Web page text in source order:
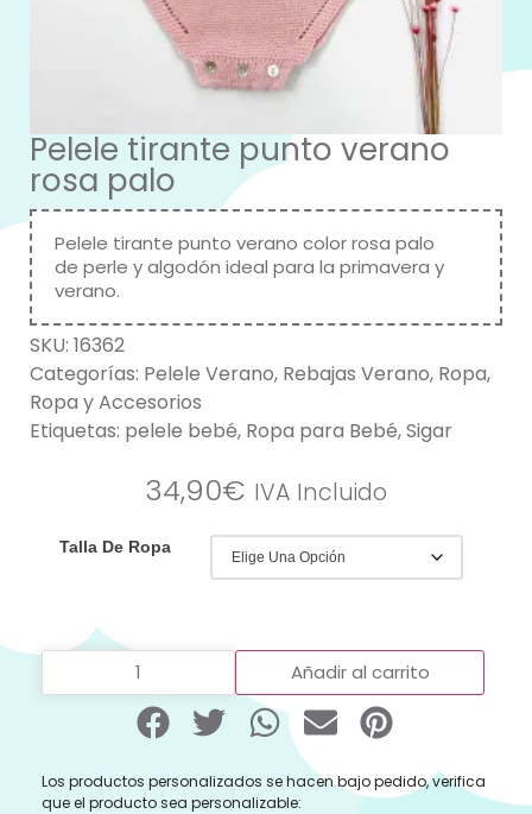
Pelele tirante punto verano
rosa palo
Pelele tirante punto verano color rosa palo
de perle y algodón ideal para la primavera y
verano.
SKU: 16362
Categorías: Pelele Verano, Rebajas Verano, Ropa,
Ropa y Accesorios
Etiquetas: pelele bebé, Ropa para Bebé,Sigar
34,90€ IVA Incluido
Talla De Ropa
Añadir al carrito
Los productos personalizados se hacen bajo pedido, verifica
que el producto sea personalizable: